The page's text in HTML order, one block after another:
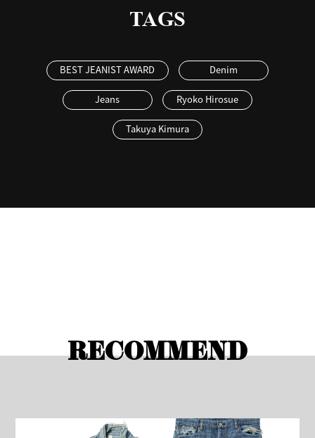
TAGS
BEST JEANIST AWARD Denim
Jeans Ryoko Hirosue
Takuya Kimura
RECOMMEND